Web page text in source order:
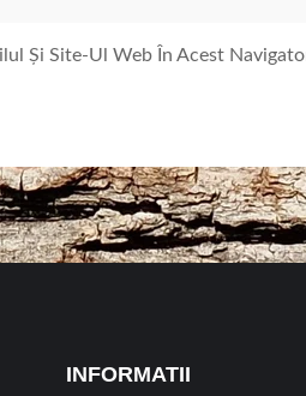
Și Site-Ul Web În Acest
INFORMATII